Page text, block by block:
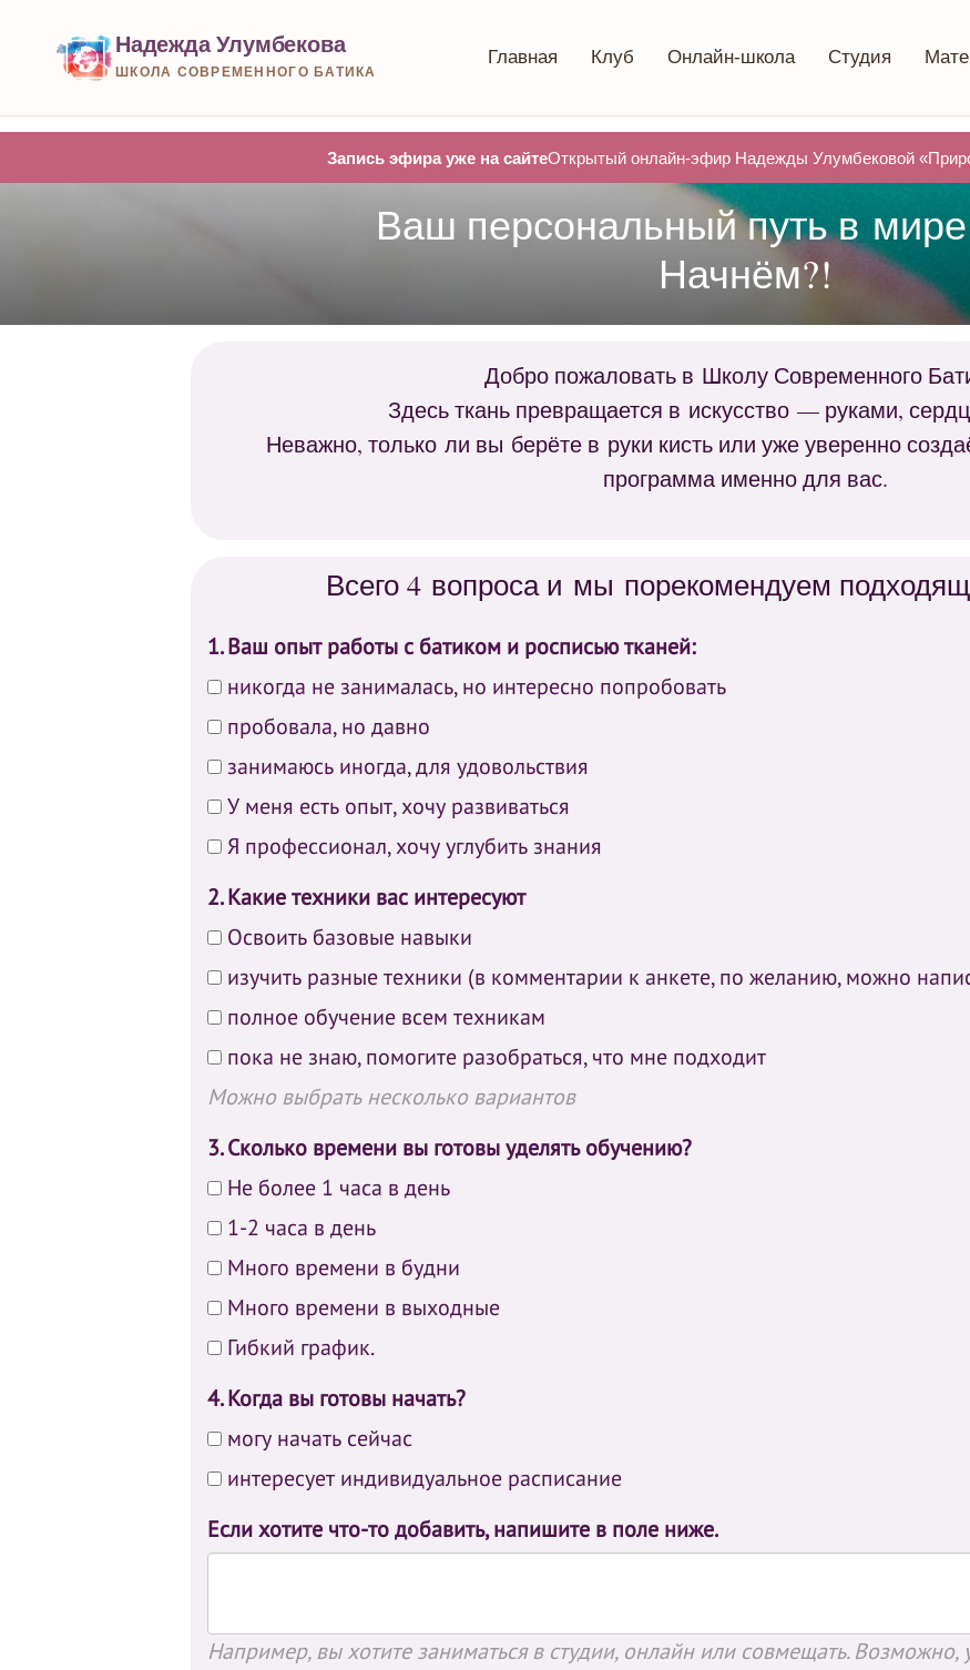
Надежда Улумбекова
ШКОЛА СОВРЕМЕННОГО БАТИКА
Главная Клуб Онлайн-школа Студия
Запись эфира уже на сайтеОткрытый онлайн-эфир Надежды Улумбековой
Ваш персональный путь в мире
Начнём?!
Добро пожаловать в Школу Современного
Здесь ткань превращается в искусство — руками,
⠀Неважно, только ли вы берёте в руки кисть или уже уверенно
программа именно для вас.
Всего 4 вопроса и мы порекомендуем
1. Ваш опыт работы с батиком и росписью тканей:
никогда не занималась, но интересно попробовать
пробовала, но давно
занимаюсь иногда, для удовольствия
У меня есть опыт, хочу развиваться
Я профессионал, хочу углубить знания
2. Какие техники вас интересуют
Освоить базовые навыки
изучить разные техники (в комментарии к анкете, по желанию, можно
полное обучение всем техникам
пока не знаю, помогите разобраться, что мне подходит
Можно выбрать несколько вариантов
3. Сколько времени вы готовы уделять обучению?
Не более 1 часа в день
1-2 часа в день
Много времени в будни
Много времени в выходные
Гибкий график.
4. Когда вы готовы начать?
могу начать сейчас
интересует индивидуальное расписание
Если хотите что-то добавить, напишите в поле ниже.
Например, вы хотите заниматься в студии, онлайн или совмещать. Возможно,